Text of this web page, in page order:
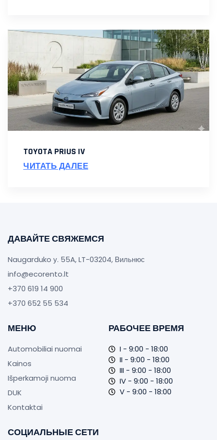
TOYOTA PRIUS IV
ЧИТАТЬ ДАЛЕЕ
ДАВАЙТЕ СВЯЖЕМСЯ
Naugarduko у. 55A, LT-03204, Вильнюс
info@ecorento.lt
+370 619 14 900
+370 652 55 534‬
МЕНЮ
Automobiliai nuomai
Kainos
Išperkamoji nuoma
DUK
Kontaktai
РАБОЧЕЕ ВРЕМЯ
I - 9:00 - 18:00
II - 9:00 - 18:00
III - 9:00 - 18:00
IV - 9:00 - 18:00
V - 9:00 - 18:00
СОЦИАЛЬНЫЕ СЕТИ